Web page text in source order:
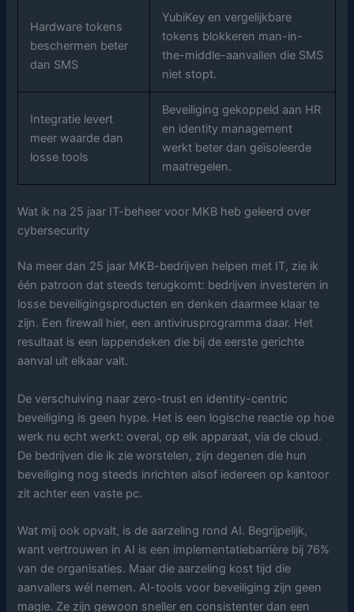
Hardware tokens
beschermen beter
dan SMS
YubiKey en vergelijkbare
tokens blokkeren man-in-
the-middle-aanvallen die SMS
niet stopt.
Integratie levert
meer waarde dan
losse tools
Beveiliging gekoppeld aan HR
en identity management
werkt beter dan geïsoleerde
maatregelen.
Wat ik na 25 jaar IT-beheer voor MKB heb geleerd over
cybersecurity
Na meer dan 25 jaar MKB-bedrijven helpen met IT, zie ik
één patroon dat steeds terugkomt: bedrijven investeren in
losse beveiligingsproducten en denken daarmee klaar te
zijn. Een firewall hier, een antivirusprogramma daar. Het
resultaat is een lappendeken die bij de eerste gerichte
aanval uit elkaar valt.
De verschuiving naar zero-trust en identity-centric
beveiliging is geen hype. Het is een logische reactie op hoe
werk nu echt werkt: overal, op elk apparaat, via de cloud.
De bedrijven die ik zie worstelen, zijn degenen die hun
beveiliging nog steeds inrichten alsof iedereen op kantoor
zit achter een vaste pc.
Wat mij ook opvalt, is de aarzeling rond AI. Begrijpelijk,
want vertrouwen in AI is een implementatiebarrière bij 76%
van de organisaties. Maar die aarzeling kost tijd die
aanvallers wél nemen. AI-tools voor beveiliging zijn geen
magie. Ze zijn gewoon sneller en consistenter dan een